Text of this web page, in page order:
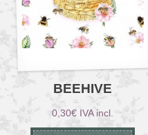
BEEHIVE
0,30€ IVA incl.